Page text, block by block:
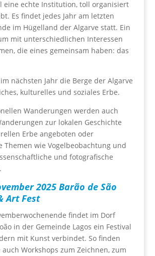
eine echte Institution, toll organisiert
Es findet jedes Jahr am letzten
im Hügelland der Algarve statt. Ein
mit unterschiedlichen Interessen
die eines gemeinsam haben: das
nächsten Jahr die Berge der Algarve
kulturelles und soziales Erbe.
Wanderungen werden auch
zur lokalen Geschichte
Erbe angeboten oder
Themen wie Vogelbeobachtung und
und fotografische
2025 Barão de São
Art Fest
findet im Dorf
in der Gemeinde Lagos ein Festival
mit Kunst verbindet. So finden
Workshops zum Zeichnen, zum